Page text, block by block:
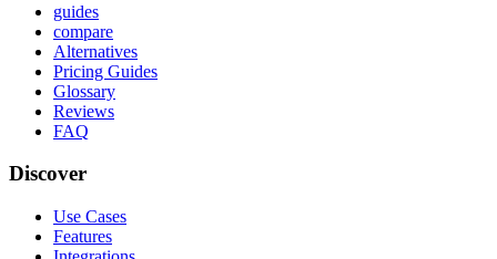
guides
compare
Alternatives
Pricing Guides
Glossary
Reviews
FAQ
Discover
Use Cases
Features